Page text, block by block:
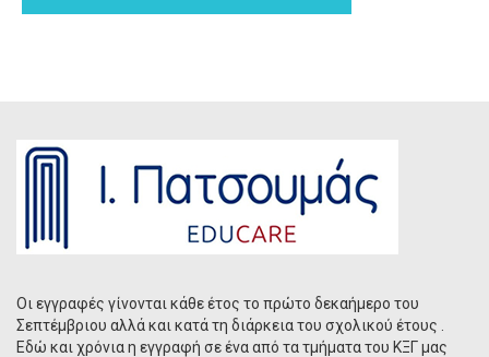
Οι εγγραφές γίνονται κάθε έτος το πρώτο δεκαήμερο του
Σεπτέμβριου αλλά και κατά τη διάρκεια του σχολικού έτους .
Εδώ και χρόνια η εγγραφή σε ένα από τα τμήματα του ΚΞΓ μας